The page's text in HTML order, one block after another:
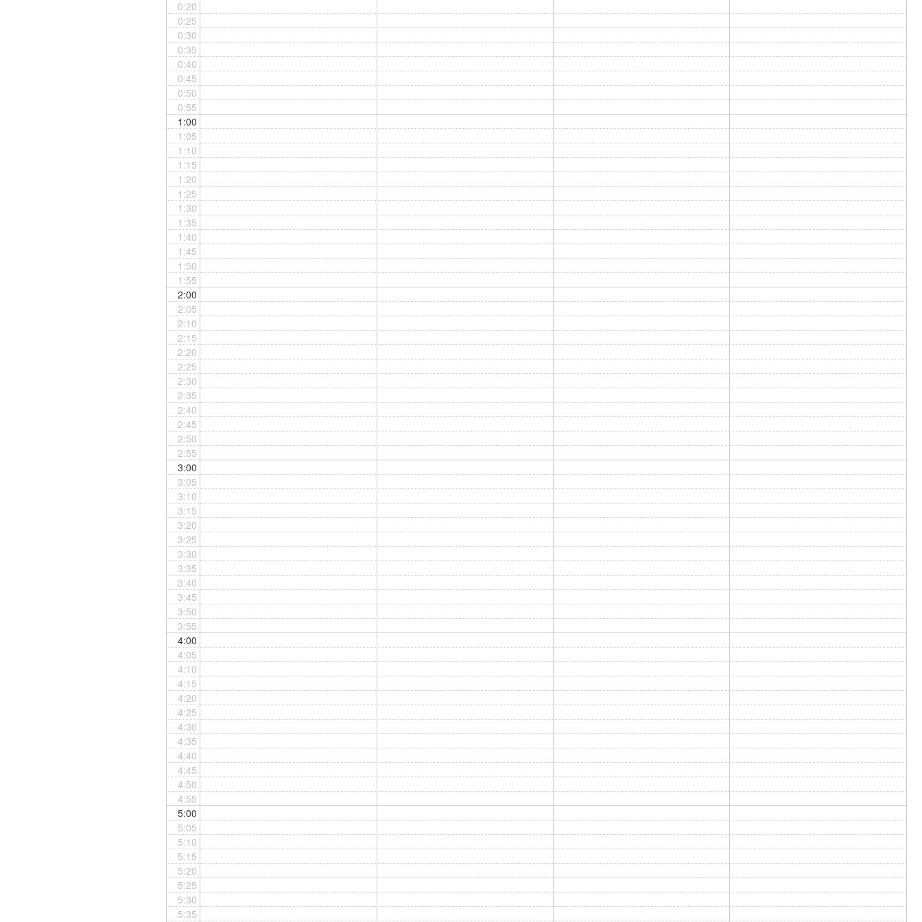
0:20
0:25
0:30
0:35
0:40
0:45
0:50
0:55
1:00
1:05
1:10
1:15
1:20
1:25
1:30
1:35
1:40
1:45
1:50
1:55
2:00
2:05
2:10
2:15
2:20
2:25
2:30
2:35
2:40
2:45
2:50
2:55
3:00
3:05
3:10
3:15
3:20
3:25
3:30
3:35
3:40
3:45
3:50
3:55
4:00
4:05
4:10
4:15
4:20
4:25
4:30
4:35
4:40
4:45
4:50
4:55
5:00
5:05
5:10
5:15
5:20
5:25
5:30
5:35